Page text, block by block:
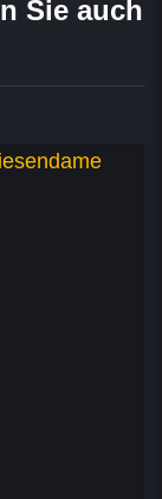
Sie auch